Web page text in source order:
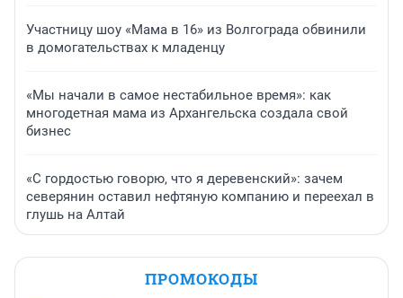
Участницу шоу «Мама в 16» из Волгограда обвинили
в домогательствах к младенцу
«Мы начали в самое нестабильное время»: как
многодетная мама из Архангельска создала свой
бизнес
«С гордостью говорю, что я деревенский»: зачем
северянин оставил нефтяную компанию и переехал в
глушь на Алтай
ПРОМОКОДЫ